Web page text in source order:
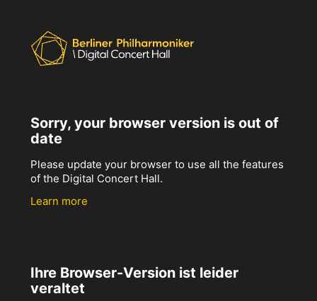
Sorry, your browser version is out of
date
Please update your browser to use all the features
of the Digital Concert Hall.
Learn more
Ihre Browser-Version ist leider
veraltet